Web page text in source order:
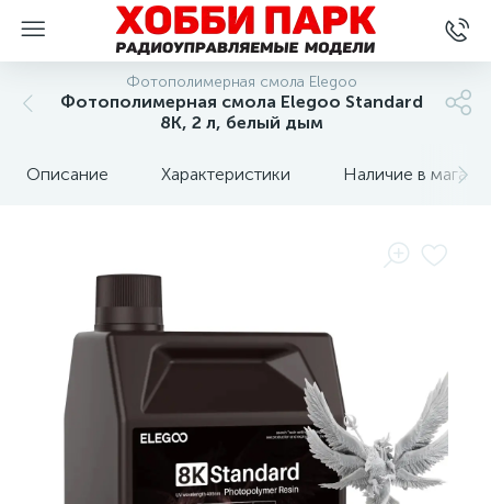
Фотополимерная смола Elegoo
Фотополимерная смола Elegoo Standard
8K, 2 л, белый дым
Описание Характеристики Наличие в